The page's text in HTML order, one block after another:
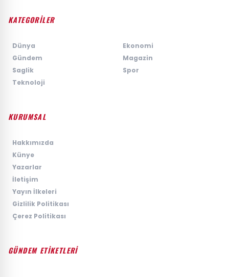
KATEGORİLER
Dünya
Ekonomi
Gündem
Magazin
Saglik
Spor
Teknoloji
KURUMSAL
Hakkımızda
Künye
Yazarlar
İletişim
Yayın İlkeleri
Gizlilik Politikası
Çerez Politikası
GÜNDEM ETİKETLERİ